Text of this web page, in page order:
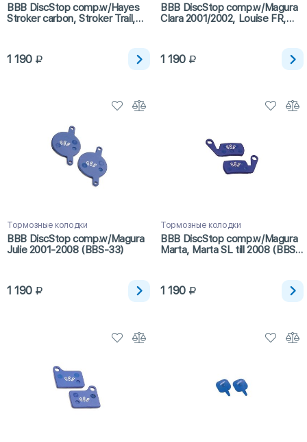
BBB DiscStop comp.w/Hayes
Stroker carbon, Stroker Trail,
1 190
BBB DiscStop comp.w/Magura
Clara 2001/2002, Louise FR,
1 190
Тормозные колодки
BBB DiscStop comp.w/Magura
Julie 2001-2008 (BBS-33)
1 190
Тормозные колодки
BBB DiscStop comp.w/Magura
Marta, Marta SL till 2008 (BBS-
1 190